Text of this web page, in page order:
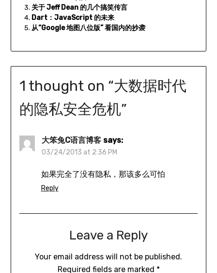
关于 Jeff Dean 的几个搞笑传言
Dart：JavaScript 的未来
从“Google 地图八位版” 看国内的抄袭
1 thought on “大数据时代
的隐私安全危机”
大笨兔C语言博客 says:
03/24/2013 at 2:36 PM
如果完全了没有隐私，那该多么可怕
Reply
Leave a Reply
Your email address will not be published.
Required fields are marked *